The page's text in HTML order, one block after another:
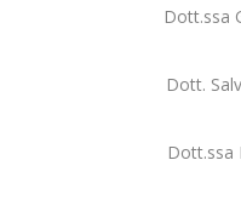
Dott.ssa
Dott.
Dott.ssa